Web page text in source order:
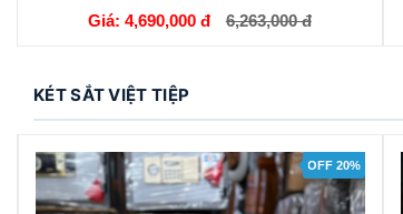
Giá: 4,690,000 đ 6,263,000 đ
GIỎ HÀNG
KÉT SẮT VIỆT TIỆP
OFF 20%